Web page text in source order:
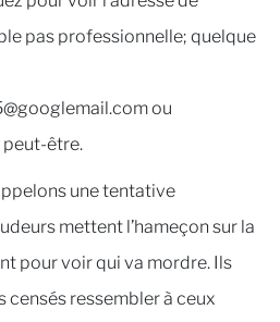
pas professionnelle; quelque
ou
peut-être.
une tentative
mettent l’hameçon sur la
pour voir qui va mordre. Ils
ressembler à ceux